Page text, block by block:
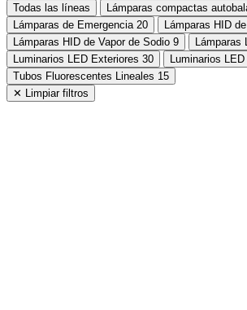
Todas las líneas Lámparas compactas
Lámparas de Emergencia 20 Lámparas HID
Lámparas HID de Vapor de Sodio 9
Luminarios LED Exteriores 30 Luminarios
Tubos Fluorescentes Lineales 15
✕ Limpiar filtros